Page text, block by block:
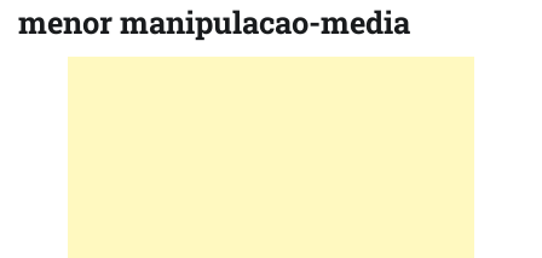
menor manipulacao-media